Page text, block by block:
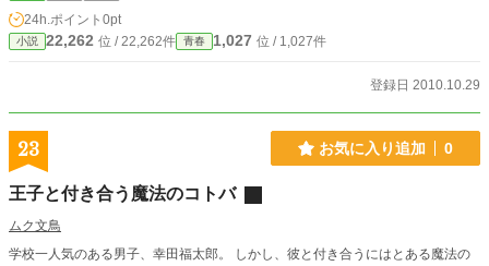
24h.ポイント 0pt
小説 22,262 位 / 22,262件 青春 1,027 位 / 1,027件
登録日 2010.10.29
23 お気に入り追加 0
王子と付き合う魔法のコトバ
ムク文鳥
学校一人気のある男子、幸田福太郎。 しかし、彼と付き合うにはとある魔法の